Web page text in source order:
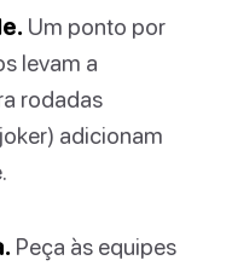
Um ponto por
levam a
rodadas
adicionam
Peça às equipes